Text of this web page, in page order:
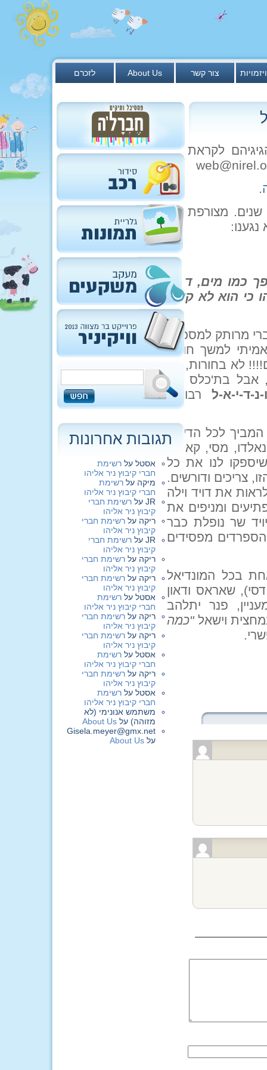
לזכרם About Us צור קשר
לקראת
בינתיים, קבלו טעימה קטנה ממה שהיה פה לפני 4 שנים. מצורפת
כמו מים, דיויד
כי הוא לא קיבל
שנים המין הגברי מרותק למסכים,
אמיתי למשך חודש
לא בחורות, לא
אבל בת'כלס מה
נ-ד-י-א-ל רבותייי
המביך לכל הדעות
מסי, קאקה,
שיספקו לנו את כל
צריכים ודורשים.
את דויד וילה
ומניפים את
שר נופלת כבר
מפסידים
בכל המונדיאל
שאראס ודאון
פנר יתלהב
וישאל"כמה
תגובות אחרונות
אסטל על רשימת
חברי קיבוץ ניר אליהו
מיקה על רשימת
חברי קיבוץ ניר אליהו
JR על רשימת חברי
קיבוץ ניר אליהו
ריקה על רשימת חברי
קיבוץ ניר אליהו
JR על רשימת חברי
קיבוץ ניר אליהו
ריקה על רשימת חברי
קיבוץ ניר אליהו
ריקה על רשימת חברי
קיבוץ ניר אליהו
אסטל על רשימת
חברי קיבוץ ניר אליהו
ריקה על רשימת חברי
קיבוץ ניר אליהו
ריקה על רשימת חברי
קיבוץ ניר אליהו
אסטל על רשימת
חברי קיבוץ ניר אליהו
ריקה על רשימת חברי
קיבוץ ניר אליהו
אסטל על רשימת
חברי קיבוץ ניר אליהו
משתמש אנונימי (לא
מזוהה) על About Us
Gisela.meyer@gmx.net
על About Us